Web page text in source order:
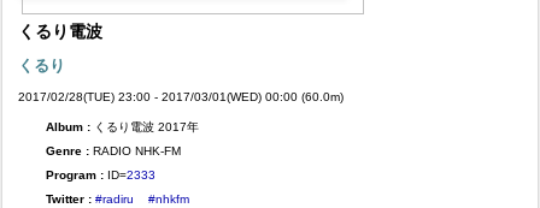
くるり電波
くるり
2017/02/28(TUE) 23:00 - 2017/03/01(WED) 00:00 (60.0m)
Album : くるり電波 2017年
Genre : RADIO NHK-FM
Program : ID=2333
Twitter : #radiru #nhkfm